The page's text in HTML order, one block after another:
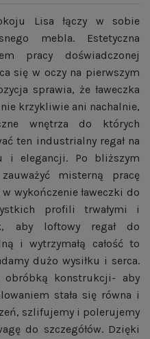
Lisa łączy w sobie
mebla. Estetyczna
pracy doświadczonej
się w oczy na pierwszym
sprawia, że ławeczka
krzykliwie ani nachalnie,
wnętrza do których
ten industrialny regał na
i elegancji. Po bliższym
misterną pracę
wykończenie ławeczki do
profili trwałymi i
aby loftowy regał do
i wytrzymałą całość to
dużo wysiłku i serca.
konstrukcji- aby
stała się równa i
szlifujemy i polerujemy
do szczegółów. Dzięki